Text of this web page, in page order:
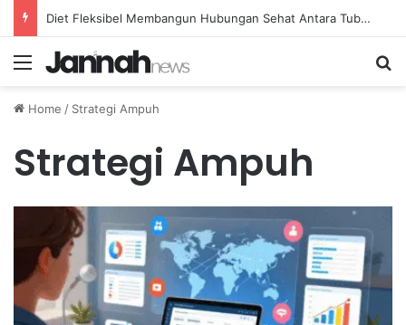
Diet Fleksibel Membangun Hubungan Sehat Antara Tubuh dan Makanan Sehari-hari
Menu
Home / Strategi Ampuh
Strategi Ampuh